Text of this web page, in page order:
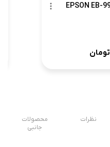
تومان
نظرات
محصولات
جانبی